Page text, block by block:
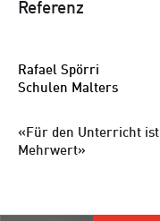
Referenz
Rafael Spörri
Schulen Malters
Für den Unterricht
Mehrwert